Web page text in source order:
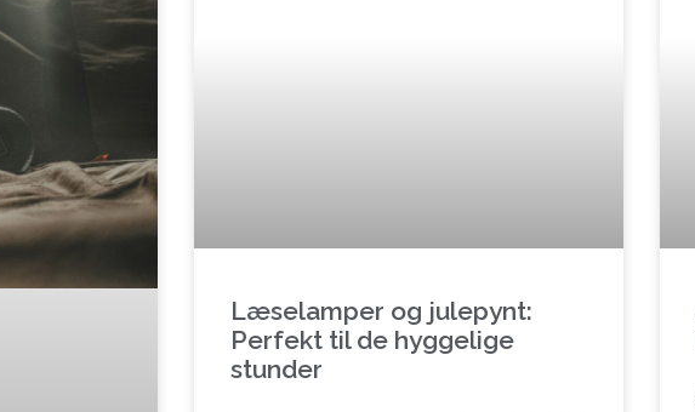
Læselamper og julepynt:
Perfekt til de hyggelige
stunder